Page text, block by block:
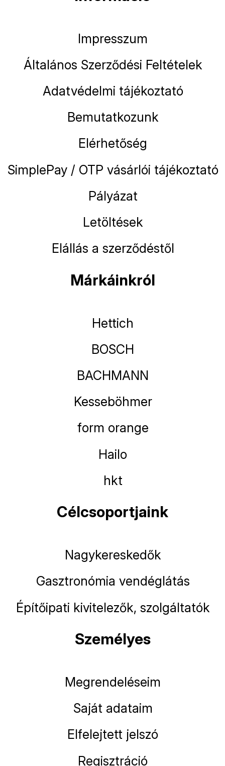
Impresszum
Általános Szerződési Feltételek
Adatvédelmi tájékoztató
Bemutatkozunk
Elérhetőség
SimplePay / OTP vásárlói tájékoztató
Pályázat
Letöltések
Elállás a szerződéstől
Márkáinkról
Hettich
BOSCH
BACHMANN
Kesseböhmer
form orange
Hailo
hkt
Célcsoportjaink
Nagykereskedők
Gasztronómia vendéglátás
Építőipati kivitelezők, szolgáltatók
Személyes
Megrendeléseim
Saját adataim
Elfelejtett jelszó
Regisztráció